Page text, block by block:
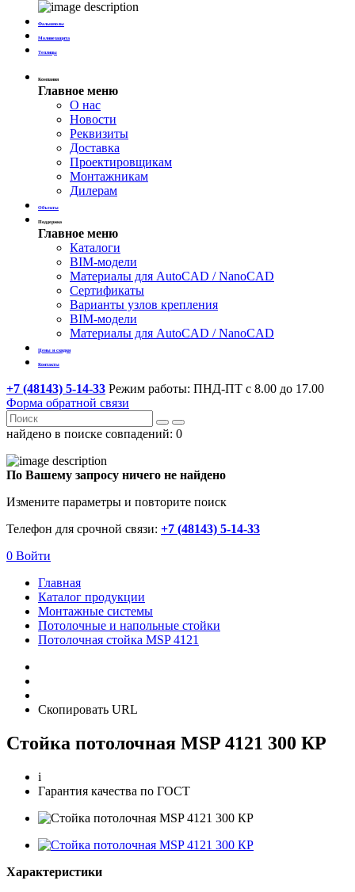
Фальшполы
Молниезащита
Теплицы
Компания
Главное меню
О нас
Новости
Реквизиты
Доставка
Проектировщикам
Монтажникам
Дилерам
Объекты
Поддержка
Главное меню
Каталоги
BIM-модели
Материалы для AutoCAD / NanoCAD
Сертификаты
Варианты узлов крепления
BIM-модели
Материалы для AutoCAD / NanoCAD
Цены и скидки
Контакты
+7 (48143) 5-14-33 Режим работы: ПНД-ПТ с 8.00 до 17.00
Форма обратной связи
найдено в поиске совпадений: 0
По Вашему запросу ничего не найдено
Измените параметры и повторите поиск
Телефон для срочной связи: +7 (48143) 5-14-33
0 Войти
Главная
Каталог продукции
Монтажные системы
Потолочные и напольные стойки
Потолочная стойка MSP 4121
Скопировать URL
Стойка потолочная MSP 4121 300 КР
i
Гарантия качества по ГОСТ
Характеристики